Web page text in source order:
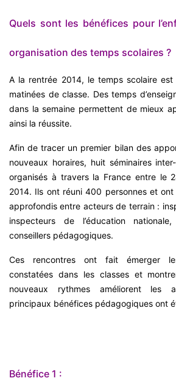
Quels sont les bénéfices pour
organisation des temps scolaires ?
A la rentrée 2014, le temps scolaire
matinées de classe. Des temps
dans la semaine permettent de mieux
ainsi la réussite.
Afin de tracer un premier bilan des
nouveaux horaires, huit séminaires
organisés à travers la France entre le
2014. Ils ont réuni 400 personnes et
approfondis entre acteurs de terrain :
inspecteurs de l’éducation nationale,
conseillers pédagogiques.
Ces rencontres ont fait émerger
constatées dans les classes et
nouveaux rythmes améliorent les
principaux bénéfices pédagogiques ont
Bénéfice 1 :